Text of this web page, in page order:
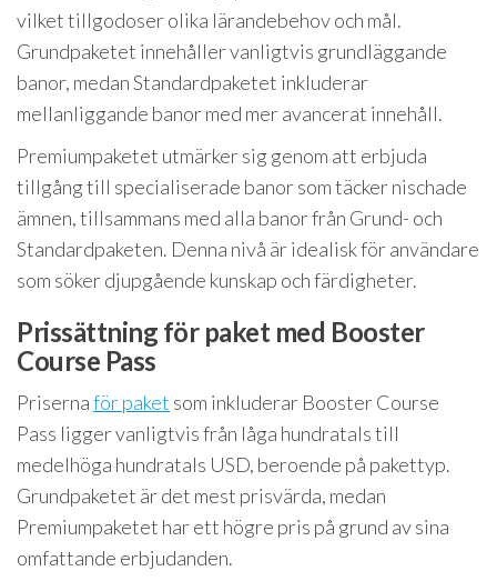
vilket tillgodoser olika lärandebehov och mål.
Grundpaketet innehåller vanligtvis grundläggande
banor, medan Standardpaketet inkluderar
mellanliggande banor med mer avancerat innehåll.
Premiumpaketet utmärker sig genom att erbjuda
tillgång till specialiserade banor som täcker nischade
ämnen, tillsammans med alla banor från Grund- och
Standardpaketen. Denna nivå är idealisk för användare
som söker djupgående kunskap och färdigheter.
Prissättning för paket med Booster
Course Pass
Prisernaför paket som inkluderar Booster Course
Pass ligger vanligtvis från låga hundratals till
medelhöga hundratals USD, beroende på pakettyp.
Grundpaketet är det mest prisvärda, medan
Premiumpaketet har ett högre pris på grund av sina
omfattande erbjudanden.